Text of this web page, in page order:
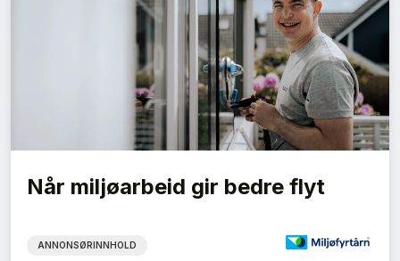
Når miljøarbeid gir bedre flyt
ANNONSØRINNHOLD